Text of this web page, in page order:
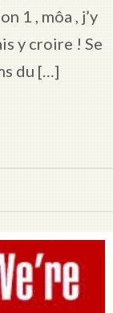
1 , môa , j’y
y croire ! Se
du […]